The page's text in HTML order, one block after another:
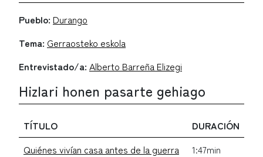
Pueblo: Durango
Tema: Gerraosteko eskola
Entrevistado/a: Alberto Barreña Elizegi
Hizlari honen pasarte gehiago
TÍTULO
DURACIÓN
Quiénes vivían casa antes de la guerra
1:47min